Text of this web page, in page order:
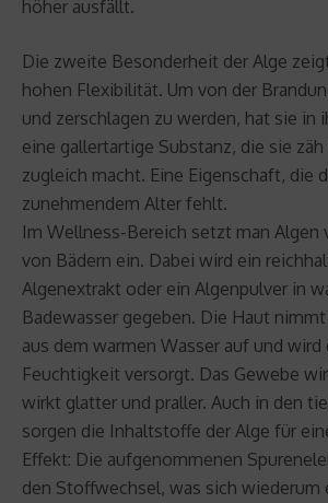
höher ausfällt.
Die zweite Besonderheit der Alge
hohen Flexibilität. Um von der
und zerschlagen zu werden, hat sie in
eine gallertartige Substanz, die sie
zugleich macht. Eine Eigenschaft, die
zunehmendem Alter fehlt.
Im Wellness-Bereich setzt man Algen
von Bädern ein. Dabei wird ein
Algenextrakt oder ein Algenpulver in
Badewasser gegeben. Die Haut
aus dem warmen Wasser auf und
Feuchtigkeit versorgt. Das Gewebe
wirkt glatter und praller. Auch in den
sorgen die Inhaltstoffe der Alge für
Effekt: Die aufgenommenen
den Stoffwechsel, was sich wiederum